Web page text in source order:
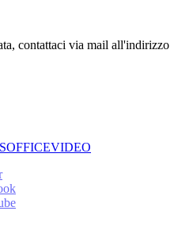
contattaci via mail all'indirizzo